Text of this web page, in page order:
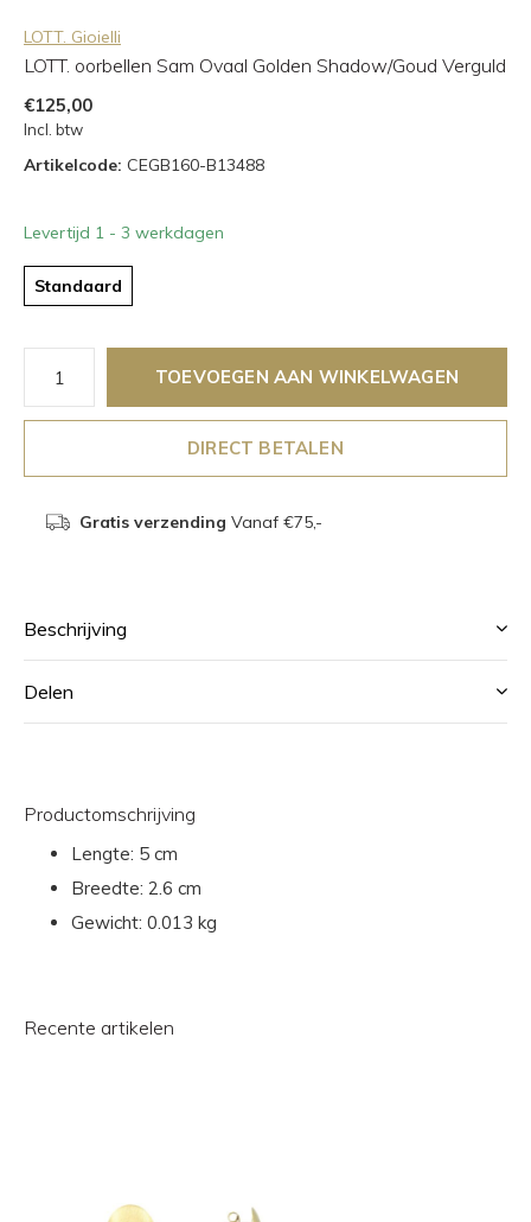
LOTT. Gioielli
LOTT. oorbellen Sam Ovaal Golden Shadow/Goud Verguld
€125,00
Incl. btw
Artikelcode: CEGB160-B13488
Levertijd 1 - 3 werkdagen
Standaard
TOEVOEGEN AAN WINKELWAGEN
DIRECT BETALEN
Gratis verzending Vanaf €75,-
Beschrijving
Delen
Productomschrijving
Lengte: 5 cm
Breedte: 2.6 cm
Gewicht: 0.013 kg
Recente artikelen